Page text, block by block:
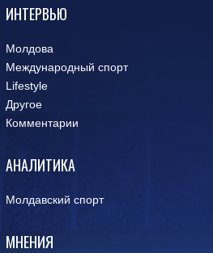
ИНТЕРВЬЮ
Молдова
Международный спорт
Lifestyle
Другое
Комментарии
АНАЛИТИКА
Молдавский спорт
МНЕНИЯ